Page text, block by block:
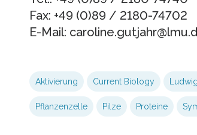
Fax: +49 (0)89 / 2180-74702
E-Mail:
Aktivierung Current Biology
Pflanzenzelle Pilze Proteine